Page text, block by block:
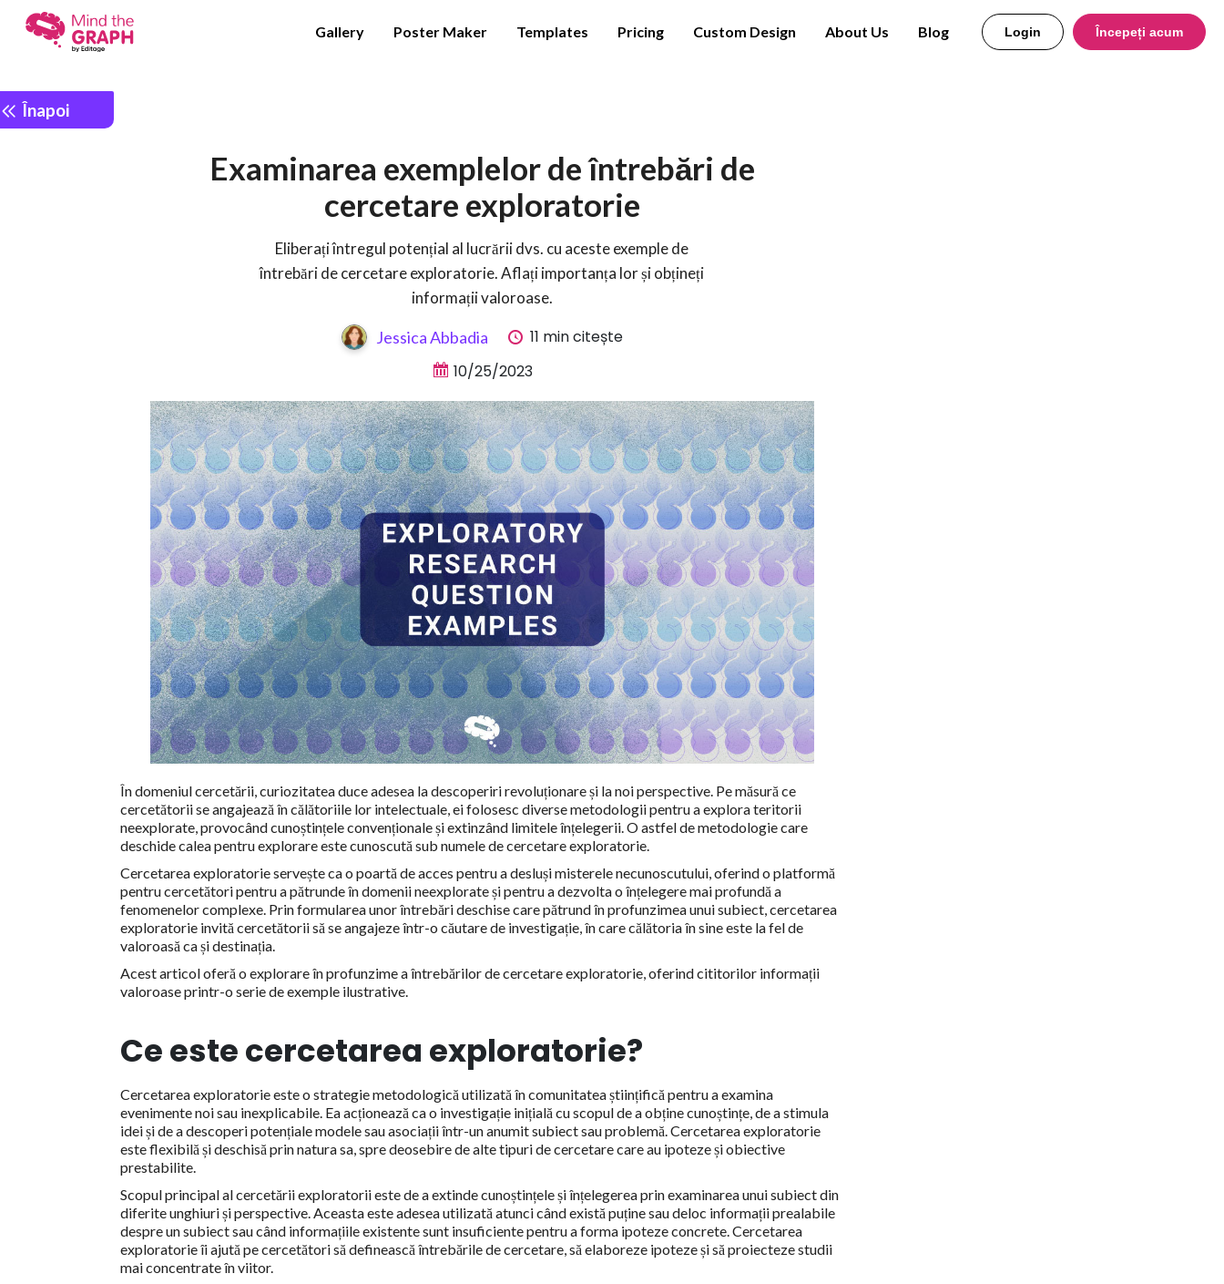
Gallery Poster Maker Templates Pricing Custom Design About Us Blog Login Începeți acum
Înapoi
Examinarea exemplelor de întrebări de
cercetare exploratorie
Eliberați întregul potențial al lucrării dvs. cu aceste exemple de
întrebări de cercetare exploratorie. Aflați importanța lor și obțineți
informații valoroase.
Jessica Abbadia
11 min citește
10/25/2023
În domeniul cercetării, curiozitatea duce adesea la descoperiri revoluționare și la noi perspective. Pe măsură ce
cercetătorii se angajează în călătoriile lor intelectuale, ei folosesc diverse metodologii pentru a explora teritorii
neexplorate, provocând cunoștințele convenționale și extinzând limitele înțelegerii. O astfel de metodologie care
deschide calea pentru explorare este cunoscută sub numele de cercetare exploratorie.
Cercetarea exploratorie servește ca o poartă de acces pentru a desluși misterele necunoscutului, oferind o platformă
pentru cercetători pentru a pătrunde în domenii neexplorate și pentru a dezvolta o înțelegere mai profundă a
fenomenelor complexe. Prin formularea unor întrebări deschise care pătrund în profunzimea unui subiect, cercetarea
exploratorie invită cercetătorii să se angajeze într-o căutare de investigație, în care călătoria în sine este la fel de
valoroasă ca și destinația.
Acest articol oferă o explorare în profunzime a întrebărilor de cercetare exploratorie, oferind cititorilor informații
valoroase printr-o serie de exemple ilustrative.
Ce este cercetarea exploratorie?
Cercetarea exploratorie este o strategie metodologică utilizată în comunitatea științifică pentru a examina
evenimente noi sau inexplicabile. Ea acționează ca o investigație inițială cu scopul de a obține cunoștințe, de a stimula
idei și de a descoperi potențiale modele sau asociații într-un anumit subiect sau problemă. Cercetarea exploratorie
este flexibilă și deschisă prin natura sa, spre deosebire de alte tipuri de cercetare care au ipoteze și obiective
prestabilite.
Scopul principal al cercetării exploratorii este de a extinde cunoștințele și înțelegerea prin examinarea unui subiect din
diferite unghiuri și perspective. Aceasta este adesea utilizată atunci când există puține sau deloc informații prealabile
despre un subiect sau când informațiile existente sunt insuficiente pentru a forma ipoteze concrete. Cercetarea
exploratorie îi ajută pe cercetători să definească întrebările de cercetare, să elaboreze ipoteze și să proiecteze studii
mai concentrate în viitor.